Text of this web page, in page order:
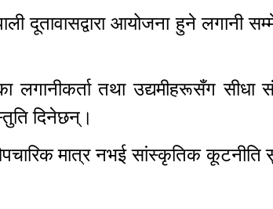
दूतावासद्वारा आयोजना हुने लगानी
लगानीकर्ता तथा उद्यमीहरूसँग सीधा
दिनेछन्।
मात्र नभई सांस्कृतिक कूटनीति